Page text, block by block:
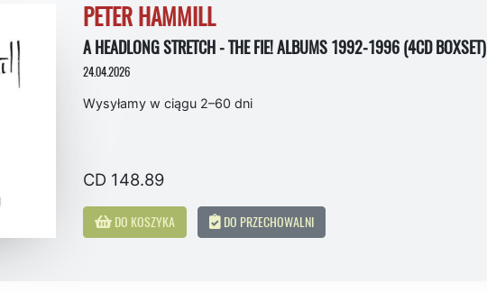
PETER HAMMILL
A HEADLONG STRETCH - THE FIE! ALBUMS 1992-1996 (4CD BOXSET)
24.04.2026
Wysyłamy w ciągu 2–60 dni
CD 148.89
DO KOSZYKA DO PRZECHOWALNI